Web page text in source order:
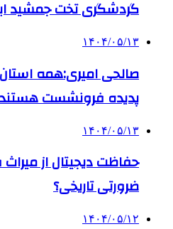
گردشگری تخت جمشید
۱۴۰۴/۰۵/۱۳
صالحی امیری:همه
پدیده فرونشست
۱۴۰۴/۰۵/۱۳
حفاظت دیجیتال از
ضرورتی تاریخی؟
۱۴۰۴/۰۵/۱۲